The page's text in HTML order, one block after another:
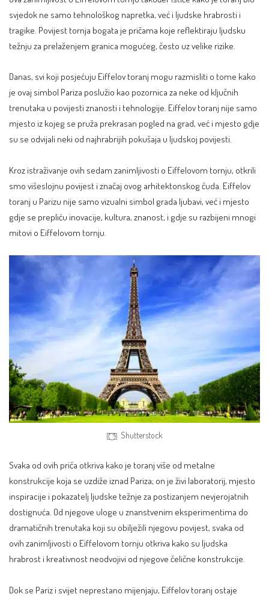
svjedok ne samo tehnološkog napretka, već i ljudske hrabrosti i
tragike. Povijest tornja bogata je pričama koje reflektiraju ljudsku
težnju za prelaženjem granica mogućeg, često uz velike rizike.
Danas, svi koji posjećuju Eiffelov toranj mogu razmisliti o tome kako
je ovaj simbol Pariza poslužio kao pozornica za neke od ključnih
trenutaka u povijesti znanosti i tehnologije. Eiffelov toranj nije samo
mjesto iz kojeg se pruža prekrasan pogled na grad, već i mjesto gdje
su se odvijali neki od najhrabrijih pokušaja u ljudskoj povijesti.
Kroz istraživanje ovih sedam zanimljivosti o Eiffelovom tornju, otkrili
smo višeslojnu povijest i značaj ovog arhitektonskog čuda. Eiffelov
toranj u Parizu nije samo vizualni simbol grada ljubavi, već i mjesto
gdje se prepliću inovacije, kultura, znanost, i gdje su razbijeni mnogi
mitovi o Eiffelovom tornju.
Shutterstock
Svaka od ovih priča otkriva kako je toranj više od metalne
konstrukcije koja se uzdiže iznad Pariza; on je živi laboratorij, mjesto
inspiracije i pokazatelj ljudske težnje za postizanjem nevjerojatnih
dostignuća. Od njegove uloge u znanstvenim eksperimentima do
dramatičnih trenutaka koji su obilježili njegovu povijest, svaka od
ovih zanimljivosti o Eiffelovom tornju otkriva kako su ljudska
hrabrost i kreativnost neodvojivi od njegove čelične konstrukcije.
Dok se Pariz i svijet neprestano mijenjaju, Eiffelov toranj ostaje